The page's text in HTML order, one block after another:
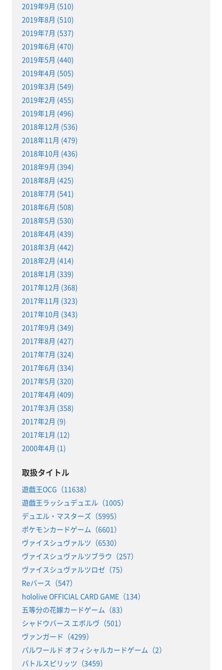
2019年9月 (510)
2019年8月 (510)
2019年7月 (537)
2019年6月 (470)
2019年5月 (440)
2019年4月 (505)
2019年3月 (549)
2019年2月 (455)
2019年1月 (496)
2018年12月 (536)
2018年11月 (479)
2018年10月 (436)
2018年9月 (394)
2018年8月 (425)
2018年7月 (541)
2018年6月 (508)
2018年5月 (530)
2018年4月 (439)
2018年3月 (442)
2018年2月 (414)
2018年1月 (339)
2017年12月 (368)
2017年11月 (323)
2017年10月 (343)
2017年9月 (349)
2017年8月 (427)
2017年7月 (324)
2017年6月 (334)
2017年5月 (320)
2017年4月 (409)
2017年3月 (358)
2017年2月 (9)
2017年1月 (12)
2000年4月 (1)
取扱タイトル
遊戯王OCG（11638）
遊戯王ラッシュデュエル（1005）
デュエル・マスターズ（5995）
ポケモンカードゲーム（6601）
ヴァイスシュヴァルツ（6530）
ヴァイスシュヴァルツブラウ（257）
ヴァイスシュヴァルツロゼ（75）
Reバース（547）
hololive OFFICIAL CARD GAME（134）
五等分の花嫁カードゲーム（83）
シャドウバース エボルヴ（501）
ヴァンガード（4299）
パルワールド オフィシャルカードゲーム（2）
バトルスピリッツ（3459）